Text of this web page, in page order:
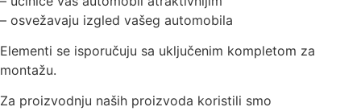
– osvežavaju izgled vašeg automobila
Elementi se isporučuju sa uključenim kompletom za
montažu.
Za proizvodnju naših proizvoda koristili smo